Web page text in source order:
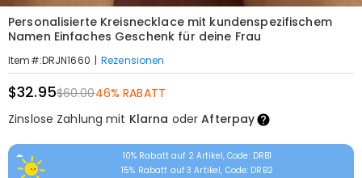
Personalisierte Kreisnecklace mit kundenspezifischem
Namen Einfaches Geschenk für deine Frau
Item#:DRJN1660 | Rezensionen
$32.95$60.0046% RABATT
Zinslose Zahlung mit Klarna oderAfterpay
10% Rabatt auf 2 Artikel, Code: DRB1
15% Rabatt auf 3 Artikel, Code: DRB2